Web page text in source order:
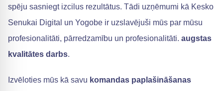
spēju sasniegt izcilus rezultātus. Tādi uzņēmumi kā Kesko
Senukai Digital un Yogobe ir uzslavējuši mūs par mūsu
profesionalitāti, pārredzamību un profesionalitāti. augstas
kvalitātes darbs.
Izvēloties mūs kā savu komandas paplašināšanas